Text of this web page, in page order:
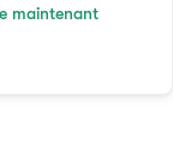
maintenant